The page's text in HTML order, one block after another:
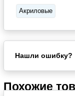
Акриловые
Нашли ошибку?
Похожие